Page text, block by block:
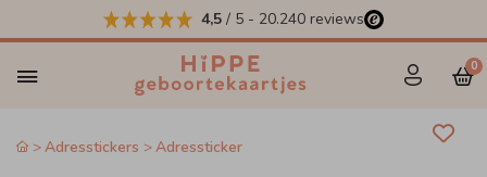
4,5 / 5 - 20.240 reviews
0
Adresstickers Adressticker